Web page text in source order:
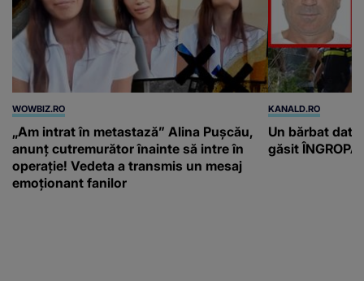
WOWBIZ.RO
„Am intrat în metastază” Alina Pușcău,
anunț cutremurător înainte să intre în
operație! Vedeta a transmis un mesaj
emoționant fanilor
KANALD.RO
Un bărbat dat
găsit